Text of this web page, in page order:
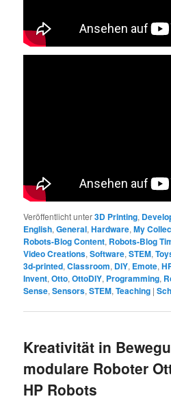
Veröffentlicht unter3D Printing,
English,General,Hardware,My
Robots-Blog Content, Robots-Blog
Video Creations,Software,STEM,
3d-printed,Classroom, DIY, Emote,
Invent,Otto,OttoDIY, Programming,
Sense,Sensors,STEM,Teaching |
Kreativität in
modulare Roboter
HP Robots